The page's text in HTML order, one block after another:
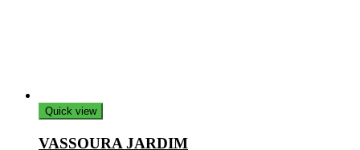
Quick view
VASSOURA JARDIM